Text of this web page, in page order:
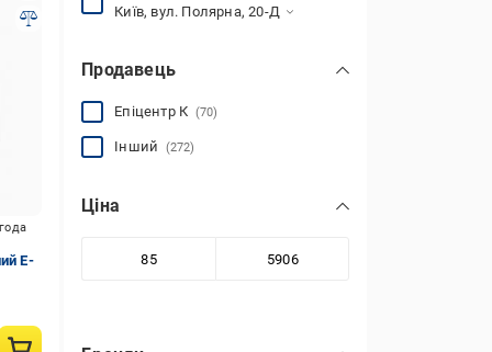
E-
Київ, вул. Полярна, 20-Д
Продавець
Епіцентр К (70)
Інший (272)
Ціна